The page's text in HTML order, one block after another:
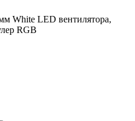
White LED вентилятора,
RGB